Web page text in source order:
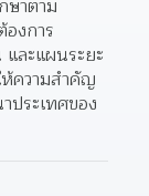
าตาม
งการ
และแผนระยะ
ความสำคัญ
ระเทศของ